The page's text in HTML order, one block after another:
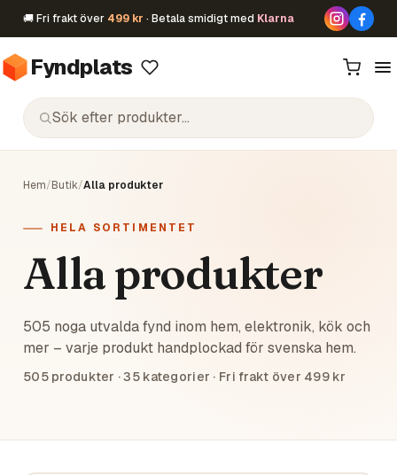
🚚 Fri frakt över 499 kr · Betala smidigt med Klarna
Fyndplats
Hem/Butik/Alla produkter
HELA SORTIMENTET
Alla produkter
505 noga utvalda fynd inom hem, elektronik, kök och
mer – varje produkt handplockad för svenska hem.
505produkter ·35 kategorier · Fri frakt över 499 kr